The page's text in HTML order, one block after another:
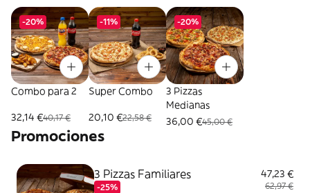
-20%
Combo para 2
32,14 €40,17 €
-11%
Super Combo
20,10 €22,58 €
-20%
3 Pizzas
Medianas
36,00 €45,00 €
Promociones
3 Pizzas Familiares
-25%
47,23 €
62,97 €